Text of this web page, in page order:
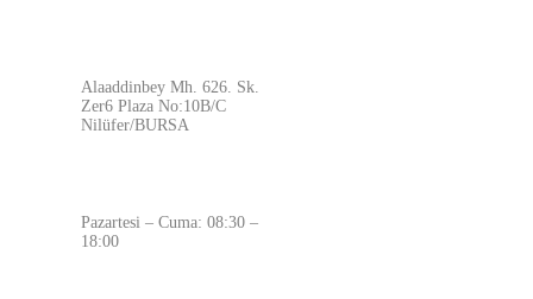
Alaaddinbey Mh. 626. Sk.
Zer6 Plaza No:10B/C
Nilüfer/BURSA
Pazartesi – Cuma: 08:30 –
18:00